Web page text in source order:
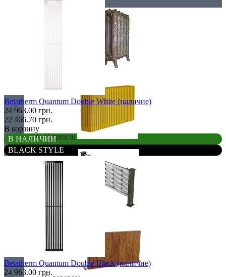
В тренде
Из камня
Betatherm Quantum Double White (наличие)
24 963.00 грн.
22 466.70 грн.
В корзину
В НАЛИЧИИ
BLACK STYLE
Betatherm Quantum Double Black (наличие)
24 963.00 грн.